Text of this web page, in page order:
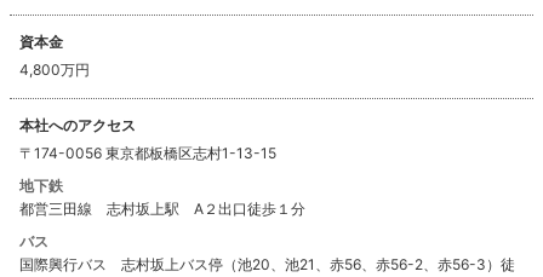
資本金
4,800万円
本社へのアクセス
〒174-0056 東京都板橋区志村1-13-15
地下鉄
都営三田線 志村坂上駅 A２出口徒歩１分
バス
国際興行バス 志村坂上バス停（池20、池21、赤56、赤56-2、赤56-3）徒